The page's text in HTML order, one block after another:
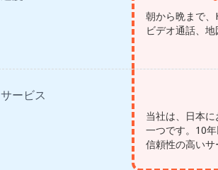
朝から晩まで
ビデオ通話、
サービス
当社は、日本
一つです。10
信頼性の高いサ